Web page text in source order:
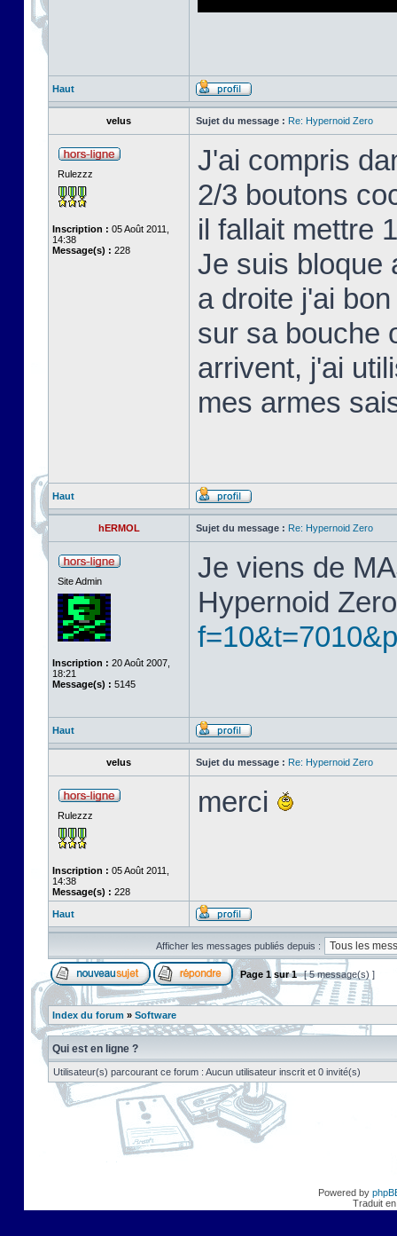
Haut
velus Sujet du message : Re: Hypernoid Zero
Rulezzz
Inscription : 05 Août 2011,
14:38
Message(s) : 228
J'ai compris
2/3 boutons
il fallait mettre
Je suis bloque
a droite j'ai
sur sa bouche
arrivent, j'ai
mes armes
Haut
hERMOL Sujet du message : Re: Hypernoid Zero
Site Admin
Inscription : 20 Août 2007,
18:21
Message(s) : 5145
Je viens de
Hypernoid
Haut
velus Sujet du message : Re: Hypernoid Zero
Rulezzz
Inscription : 05 Août 2011,
14:38
Message(s) : 228
merci
Haut
Afficher les messages publiés depuis :
Page 1sur1 [ 5 message(s) ]
Index du forum » Software
Qui est en ligne ?
Utilisateur(s) parcourant ce forum : Aucun utilisateur inscrit et 0 invité(s)
Powered by
Traduit